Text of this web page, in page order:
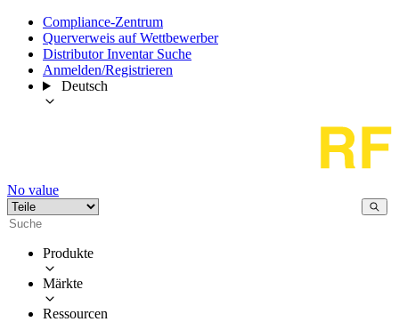
Compliance-Zentrum
Querverweis auf Wettbewerber
Distributor Inventar Suche
Anmelden/Registrieren
Deutsch
No value
Produkte
Märkte
Ressourcen